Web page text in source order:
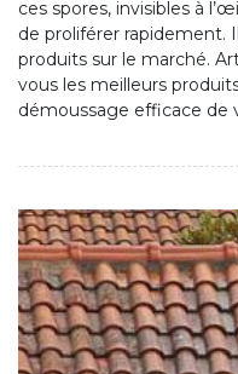
ces spores, invisibles à
de proliférer rapidement.
produits sur le marché.
vous les meilleurs
démoussage efficace de